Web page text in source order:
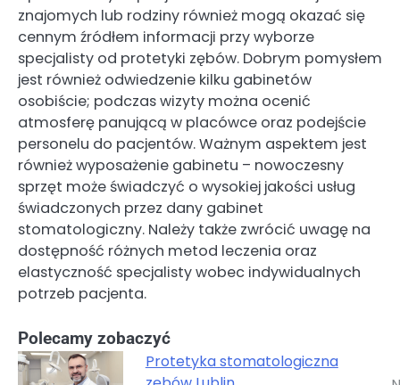
znajomych lub rodziny również mogą okazać się
cennym źródłem informacji przy wyborze
specjalisty od protetyki zębów. Dobrym pomysłem
jest również odwiedzenie kilku gabinetów
osobiście; podczas wizyty można ocenić
atmosferę panującą w placówce oraz podejście
personelu do pacjentów. Ważnym aspektem jest
również wyposażenie gabinetu – nowoczesny
sprzęt może świadczyć o wysokiej jakości usług
świadczonych przez dany gabinet
stomatologiczny. Należy także zwrócić uwagę na
dostępność różnych metod leczenia oraz
elastyczność specjalisty wobec indywidualnych
potrzeb pacjenta.
Polecamy zobaczyć
Protetyka stomatologiczna